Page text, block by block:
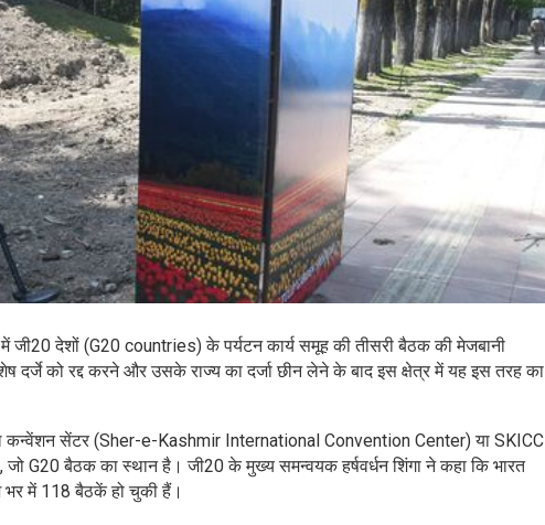
जी20 देशों (G20 countries) के पर्यटन कार्य समूह की तीसरी बैठक की मेजबानी
दर्जे को रद्द करने और उसके राज्य का दर्जा छीन लेने के बाद इस क्षेत्र में यह इस तरह का
सेंटर (Sher-e-Kashmir International Convention Center) या SKICC
G20 बैठक का स्थान है। जी20 के मुख्य समन्वयक हर्षवर्धन शिंगा ने कहा कि भारत
में 118 बैठकें हो चुकी हैं।